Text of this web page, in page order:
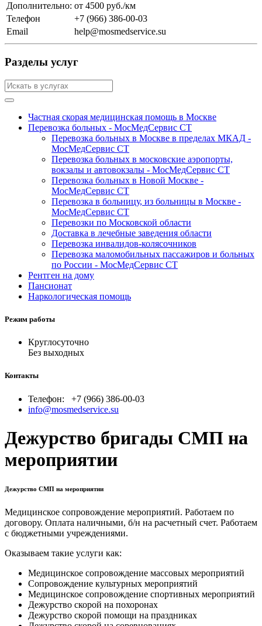
Дополнительно: от 4500 руб./км
Телефон
+7 (966) 386-00-03
Email
help@mosmedservice.su
Разделы услуг
Частная скорая медицинская помощь в Москве
Перевозка больных - МосМедСервис СТ
Перевозка больных в Москве в пределах МКАД -
МосМедСервис СТ
Перевозка больных в московские аэропорты,
вокзалы и автовокзалы - МосМедСервис СТ
Перевозка больных в Новой Москве -
МосМедСервис СТ
Перевозка в больницу, из больницы в Москве -
МосМедСервис СТ
Перевозки по Московской области
Доставка в лечебные заведения области
Перевозка инвалидов-колясочников
Перевозка маломобильных пассажиров и больных
по России - МосМедСервис СТ
Рентген на дому
Пансионат
Наркологическая помощь
Режим работы
Круглосуточно
Без выходных
Контакты
Телефон:
+7 (966) 386-00-03
info@mosmedservice.su
Дежурство бригады СМП на
мероприятии
Дежурство СМП на мероприятии
Медицинское сопровождение мероприятий. Работаем по
договору. Оплата наличными, б/н на расчетный счет. Работаем
с бюджетными учреждениями.
Оказываем такие услуги как:
Медицинское сопровождение массовых мероприятий
Сопровождение культурных мероприятий
Медицинское сопровождение спортивных мероприятий
Дежурство скорой на похоронах
Дежурство скорой помощи на праздниках